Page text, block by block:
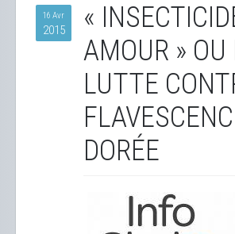
16 Avr
2015
«
AMOUR » OU
LUTTE
DORÉE